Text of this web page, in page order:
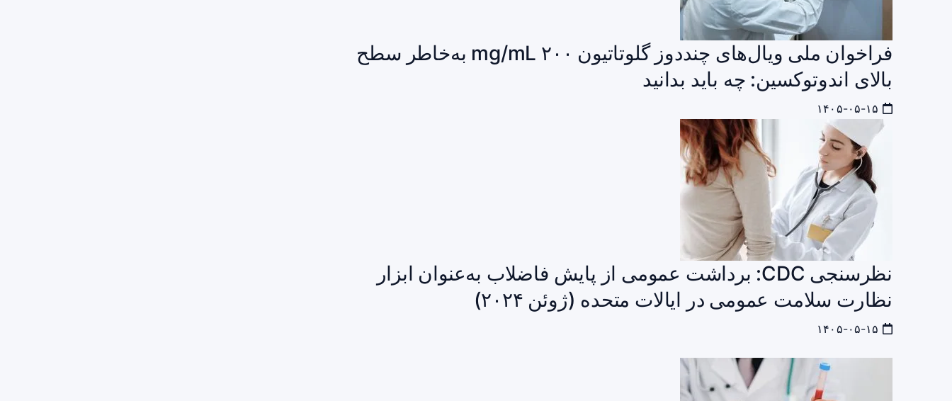
فراخوان ملی ویال‌های چنددوز گلوتاتیون ۲۰۰ mg/mL به‌خاطر سطح
بالای اندوتوکسین: چه باید بدانید
نظرسنجی CDC: برداشت عمومی از پایش فاضلاب به‌عنوان ابزار
نظارت سلامت عمومی در ایالات متحده (ژوئن ۲۰۲۴)